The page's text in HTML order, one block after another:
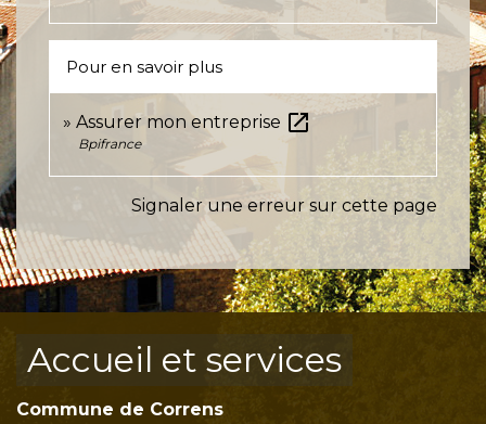
Pour en savoir plus
Assurer mon entreprise open_in_new
Bpifrance
Signaler une erreur sur cette page
Accueil et services
Commune de Correns